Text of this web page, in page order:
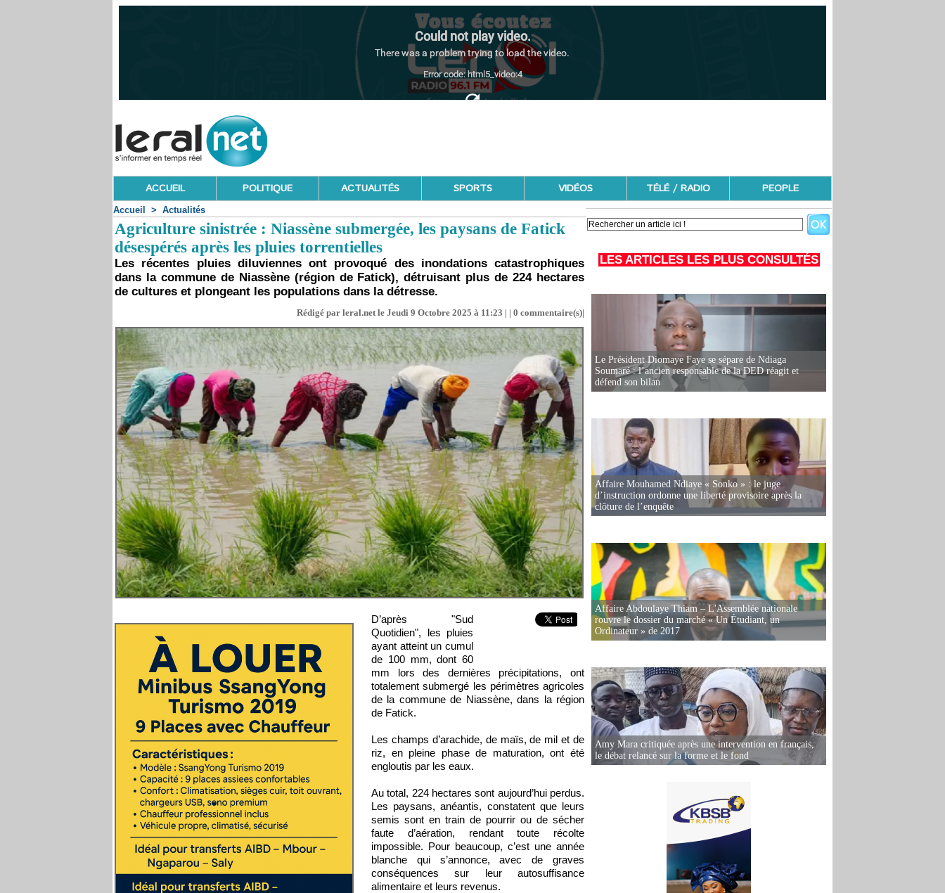
ACCUEIL POLITIQUE ACTUALITÉS SPORTS VIDÉOS TÉLÉ / RADIO PEOPLE
Accueil > Actualités
Agriculture sinistrée : Niassène submergée, les paysans de Fatick
désespérés après les pluies torrentielles
Les récentes pluies diluviennes ont provoqué des inondations catastrophiques
dans la commune de Niassène (région de Fatick), détruisant plus de 224 hectares
de cultures et plongeant les populations dans la détresse.
Rédigé par leral.net le Jeudi 9 Octobre 2025 à 11:23 | | 0 commentaire(s)|
D’après "Sud
Quotidien", les pluies
ayant atteint un cumul
de 100 mm, dont 60
mm lors des dernières précipitations, ont
totalement submergé les périmètres agricoles
de la commune de Niassène, dans la région
de Fatick.
Les champs d’arachide, de maïs, de mil et de
riz, en pleine phase de maturation, ont été
engloutis par les eaux.
Au total, 224 hectares sont aujourd’hui perdus.
Les paysans, anéantis, constatent que leurs
semis sont en train de pourrir ou de sécher
faute d’aération, rendant toute récolte
impossible. Pour beaucoup, c’est une année
blanche qui s’annonce, avec de graves
conséquences sur leur autosuffisance
alimentaire et leurs revenus.
LES ARTICLES LES PLUS CONSULTÉS
Le Président Diomaye Faye se sépare de Ndiaga
Soumaré : l’ancien responsable de la DED réagit et
défend son bilan
Affaire Mouhamed Ndiaye « Sonko » : le juge
d’instruction ordonne une liberté provisoire après la
clôture de l’enquête
Affaire Abdoulaye Thiam – L'Assemblée nationale
rouvre le dossier du marché « Un Étudiant, un
Ordinateur » de 2017
Amy Mara critiquée après une intervention en français,
le débat relancé sur la forme et le fond